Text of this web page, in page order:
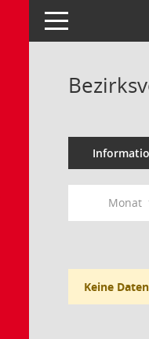
Toggle navigation
Monat
Keine